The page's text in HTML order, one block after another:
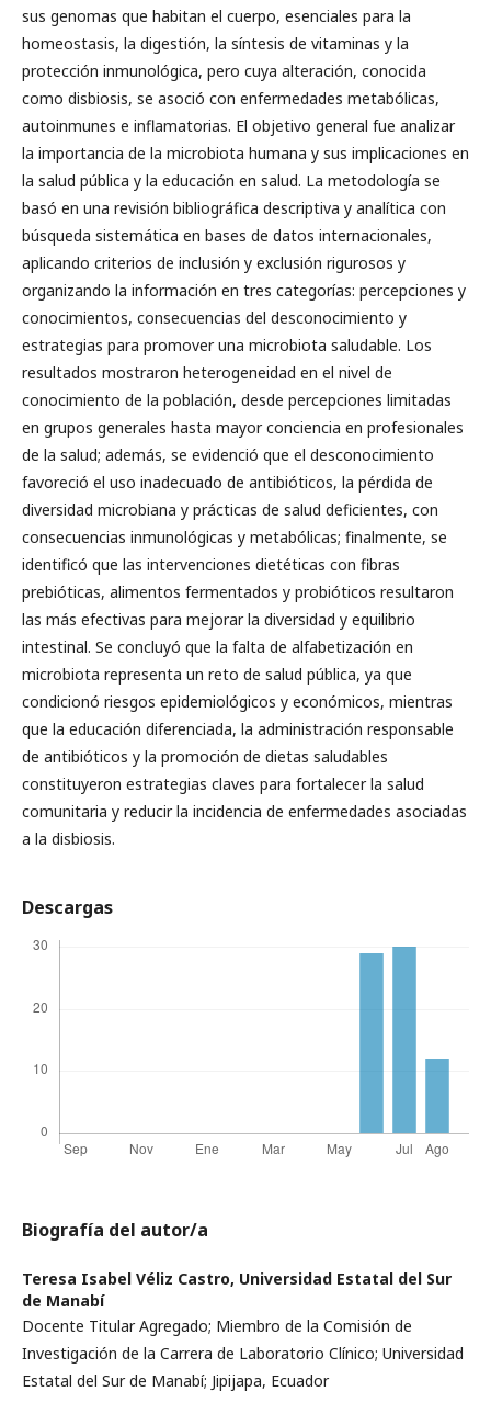
sus genomas que habitan el cuerpo, esenciales para la
homeostasis, la digestión, la síntesis de vitaminas y la
protección inmunológica, pero cuya alteración, conocida
como disbiosis, se asoció con enfermedades metabólicas,
autoinmunes e inflamatorias. El objetivo general fue analizar
la importancia de la microbiota humana y sus implicaciones en
la salud pública y la educación en salud. La metodología se
basó en una revisión bibliográfica descriptiva y analítica con
búsqueda sistemática en bases de datos internacionales,
aplicando criterios de inclusión y exclusión rigurosos y
organizando la información en tres categorías: percepciones y
conocimientos, consecuencias del desconocimiento y
estrategias para promover una microbiota saludable. Los
resultados mostraron heterogeneidad en el nivel de
conocimiento de la población, desde percepciones limitadas
en grupos generales hasta mayor conciencia en profesionales
de la salud; además, se evidenció que el desconocimiento
favoreció el uso inadecuado de antibióticos, la pérdida de
diversidad microbiana y prácticas de salud deficientes, con
consecuencias inmunológicas y metabólicas; finalmente, se
identificó que las intervenciones dietéticas con fibras
prebióticas, alimentos fermentados y probióticos resultaron
las más efectivas para mejorar la diversidad y equilibrio
intestinal. Se concluyó que la falta de alfabetización en
microbiota representa un reto de salud pública, ya que
condicionó riesgos epidemiológicos y económicos, mientras
que la educación diferenciada, la administración responsable
de antibióticos y la promoción de dietas saludables
constituyeron estrategias claves para fortalecer la salud
comunitaria y reducir la incidencia de enfermedades asociadas
a la disbiosis.
Descargas
Biografía del autor/a
Teresa Isabel Véliz Castro, Universidad Estatal del Sur
de Manabí
Docente Titular Agregado; Miembro de la Comisión de
Investigación de la Carrera de Laboratorio Clínico; Universidad
Estatal del Sur de Manabí; Jipijapa, Ecuador